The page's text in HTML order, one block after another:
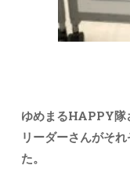
ゆめまるHAPPY隊
リーダーさんがそ
た。